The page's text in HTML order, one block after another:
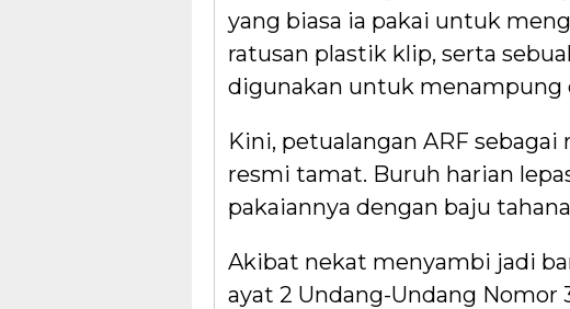
yang biasa ia pakai untuk
ratusan plastik klip, serta
digunakan untuk menampung
Kini, petualangan ARF
resmi tamat. Buruh harian
pakaiannya dengan baju
Akibat nekat menyambi jadi
ayat 2 Undang-Undang Nomor